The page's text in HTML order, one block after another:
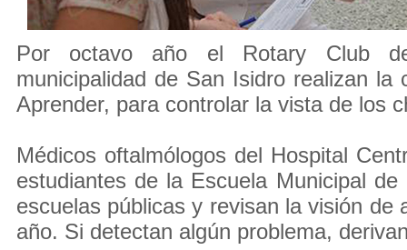
Por octavo año el Rotary Club
municipalidad de San Isidro realizan la
Aprender, para controlar la vista de los
Médicos oftalmólogos del Hospital
estudiantes de la Escuela Municipal
escuelas públicas y revisan la visión de
año. Si detectan algún problema,